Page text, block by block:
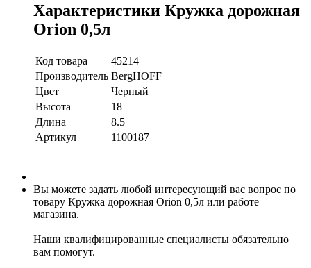
Характеристики Кружка дорожная
Orion 0,5л
Код товара
45214
Производитель BergHOFF
Цвет
Черный
Высота
18
Длина
8.5
Артикул
1100187
Вы можете задать любой интересующий вас вопрос по
товару Кружка дорожная Orion 0,5л или работе
магазина.
Наши квалифицированные специалисты обязательно
вам помогут.